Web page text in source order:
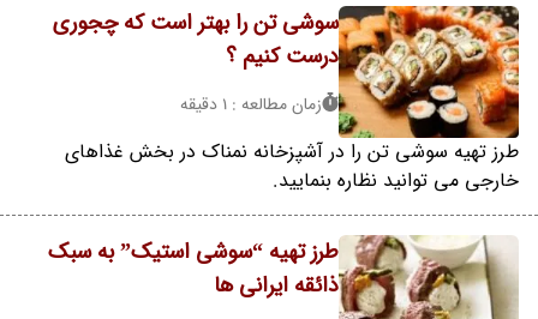
سوشی تن را بهتر است که چجوری
درست کنیم ؟
زمان مطالعه : 1 دقیقه
طرز تهیه سوشی تن را در آشپزخانه نمناک در بخش غذاهای
خارجی می توانید نظاره بنمایید.
طرز تهیه “سوشی استیک” به سبک
ذائقه ایرانی ها